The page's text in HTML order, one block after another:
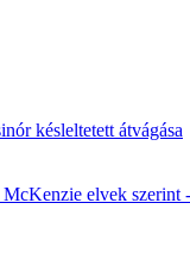
késleltetett átvágása
elvek szerint